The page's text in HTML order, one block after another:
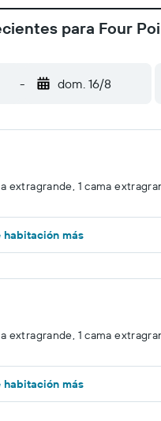
para Four
- dom. 16/8
extragrande, 1 cama
habitación más
extragrande, 1 cama
habitación más